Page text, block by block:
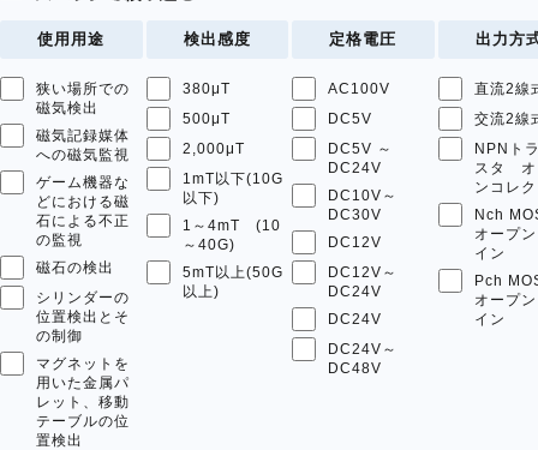
使用用途
狭い場所での
磁気検出
磁気記録媒体
への磁気監視
ゲーム機器な
どにおける磁
石による不正
の監視
磁石の検出
シリンダーの
位置検出とそ
の制御
マグネットを
用いた金属パ
レット、移動
テーブルの位
置検出
検出感度
380μT
500μT
2,000μT
1mT以下(10G
以下)
1～4mT (10
～40G)
5mT以上(50G
以上)
定格電圧
AC100V
DC5V
DC5V ～
DC24V
DC10V～
DC30V
DC12V
DC12V～
DC24V
DC24V
DC24V～
DC48V
出力方
直流2線
交流2線
NPNト
スタ オ
ンコレ
Nch
オープ
イン
Pch
オープ
イン